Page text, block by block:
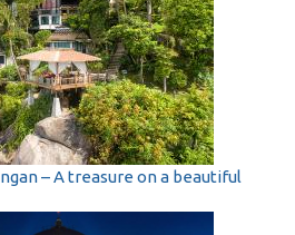
– A treasure on a beautiful